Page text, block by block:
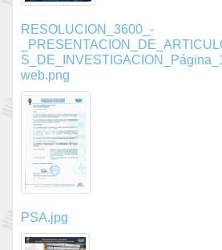
RESOLUCION_3600_-
web.png
PSA.jpg